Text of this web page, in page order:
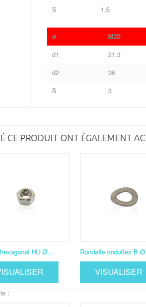
S
1.5
d M20
d1
21.3
d2
36
S
3
CE PRODUIT ONT ÉGALEMENT
HU Ø... Rondelle onduflex B
VISUALISER
: